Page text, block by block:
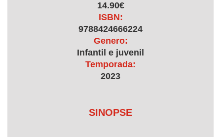
14.90€
ISBN:
9788424666224
Genero:
Infantil e juvenil
Temporada:
2023
SINOPSE